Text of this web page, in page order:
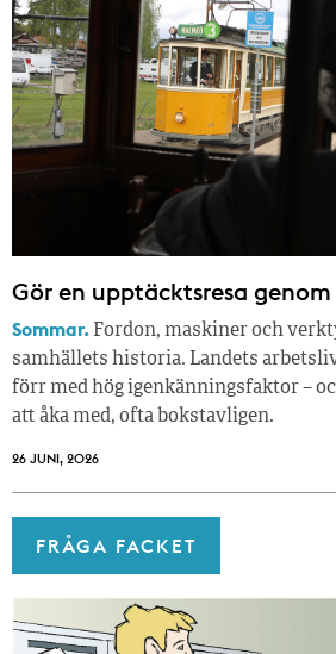
Gör en upptäcktsresa genom
Sommar. Fordon, maskiner och
samhällets historia. Landets
förr med hög igenkänningsfaktor –
att åka med, ofta bokstavligen.
26 JUNI, 2026
FRÅGA FACKET